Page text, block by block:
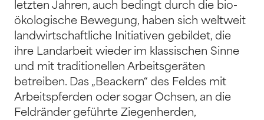
letzten Jahren, auch bedingt durch die bio-
ökologische Bewegung, haben sich weltweit
landwirtschaftliche Initiativen gebildet, die
ihre Landarbeit wieder im klassischen Sinne
und mit traditionellen Arbeitsgeräten
betreiben. Das „Beackern“ des Feldes mit
Arbeitspferden oder sogar Ochsen, an die
Feldränder geführte Ziegenherden,